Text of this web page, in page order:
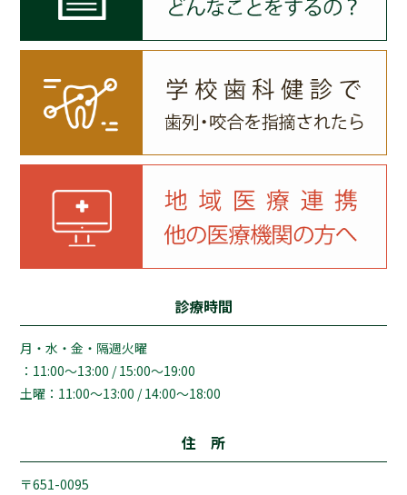
診療時間
月・水・金・隔週火曜
：11:00～13:00 / 15:00～19:00
土曜：11:00～13:00 / 14:00～18:00
住 所
〒651-0095